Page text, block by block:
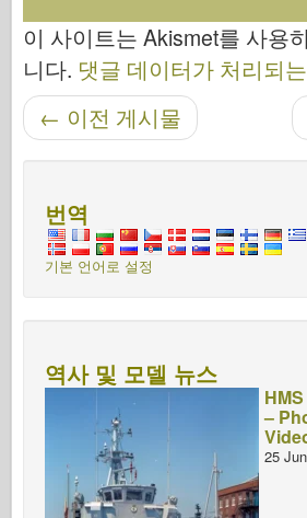
이 사이트는 Akismet를 사용
니다. 댓글 데이터가 처리되
탐색 후
← 이전 게시물
번역
기본 언어로 설정
역사 및 모델 뉴스
–
25